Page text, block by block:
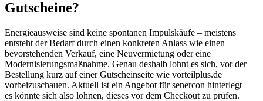
Gutscheine?
Energieausweise sind keine spontanen Impulskäufe – meistens
entsteht der Bedarf durch einen konkreten Anlass wie einen
bevorstehenden Verkauf, eine Neuvermietung oder eine
Modernisierungsmaßnahme. Genau deshalb lohnt es sich, vor der
Bestellung kurz auf einer Gutscheinseite wie vorteilplus.de
vorbeizuschauen. Aktuell ist ein Angebot für senercon hinterlegt –
es könnte sich also lohnen, dieses vor dem Checkout zu prüfen.